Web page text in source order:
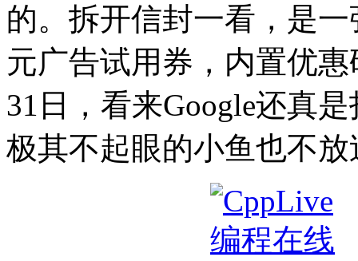
的。拆开信封一看，是一
元广告试用券，内置优
31日，看来Google还真
极其不起眼的小鱼也不